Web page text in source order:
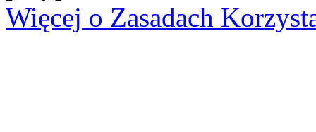
Więcej o Zasadach